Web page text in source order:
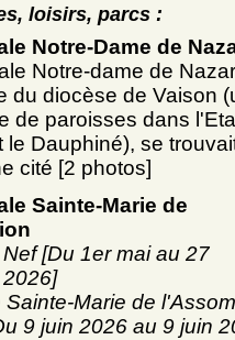
loisirs, parcs :
Notre-Dame de
Notre-dame de
du diocèse de Vaison
de paroisses dans
le Dauphiné), se
cité [2 photos]
Sainte-Marie de
[Du 1er mai au 27
Sainte-Marie de
9 juin 2026 au 9 juin